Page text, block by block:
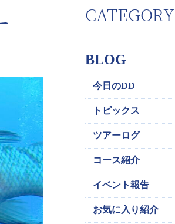
CATEGORY
BLOG
今日のDD
トピックス
ツアーログ
コース紹介
イベント報告
お気に入り紹介